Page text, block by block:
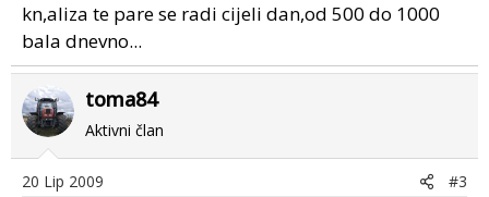
kn,aliza te pare se radi cijeli dan,od 500 do 1000
bala dnevno...
toma84
Aktivni član
20 Lip 2009 #3